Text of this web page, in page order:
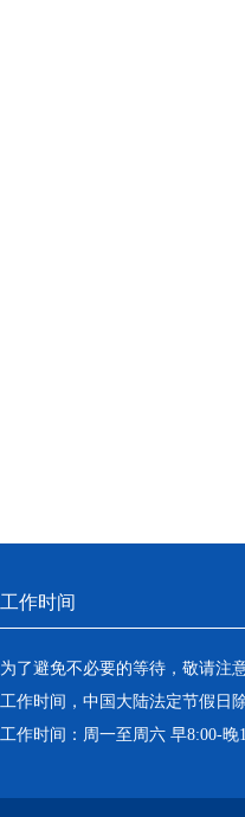
工作时间
为了避免不必要的等待，敬请注
工作时间，中国大陆法定节假日除
工作时间：周一至周六 早8:00-晚